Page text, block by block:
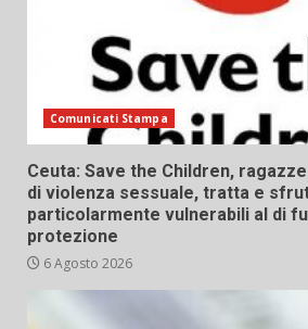
Comunicati Stampa
Ceuta: Save the Children,
di violenza sessuale, tratta e
particolarmente vulnerabili al di
protezione
6 Agosto 2026